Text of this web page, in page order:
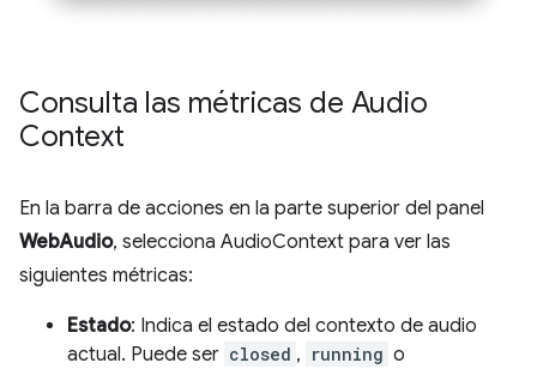
Consulta las métricas de Audio
Context
En la barra de acciones en la parte superior del panel
WebAudio, selecciona AudioContext para ver las
siguientes métricas:
Estado: Indica el estado del contexto de audio
actual. Puede ser closed , running o